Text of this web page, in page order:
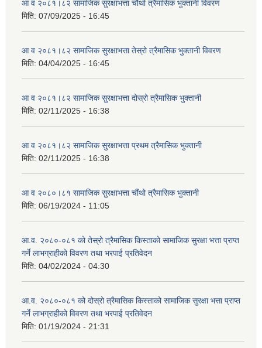
आ व २०८१।८२ सामाजिक सुरक्षाभत्ता चौथो त्रैमासिक भुक्तानी विवरण
मिति: 07/09/2025 - 16:45
आ व २०८१।८२ सामाजिक सुरक्षाभत्ता तेस्रो त्रैमासिक भुक्तानी विवरण
मिति: 04/04/2025 - 16:45
आ व २०८१।८२ सामाजिक सुरक्षाभत्ता दोस्रो त्रैमासिक भुक्तानी
मिति: 02/11/2025 - 16:38
आ व २०८१।८२ सामाजिक सुरक्षाभत्ता प्रथम त्रैमासिक भुक्तानी
मिति: 02/11/2025 - 16:38
आ व २०८०।८१ सामाजिक सुरक्षाभत्ता चौंथो त्रैमासिक भुक्तानी
मिति: 06/19/2024 - 11:05
आ.व. २०८०-०८१ को तेस्रो त्रैमासिक किस्ताको सामाजिक सुरक्षा भत्ता प्राप्त
गर्ने लाभग्राहीको विवरण तथा भरपाई प्रतिवेदन
मिति: 04/02/2024 - 04:30
आ.व. २०८०-०८१ को दोस्रो त्रैमासिक किस्ताको सामाजिक सुरक्षा भत्ता प्राप्त
गर्ने लाभग्राहीको विवरण तथा भरपाई प्रतिवेदन
मिति: 01/19/2024 - 21:31